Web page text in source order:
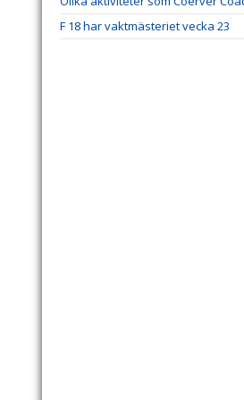
F 18 har vaktmästeriet vecka 23